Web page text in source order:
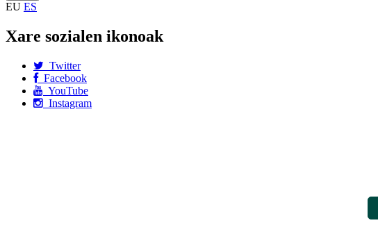
EU ES
Xare sozialen ikonoak
Twitter
Facebook
YouTube
Instagram